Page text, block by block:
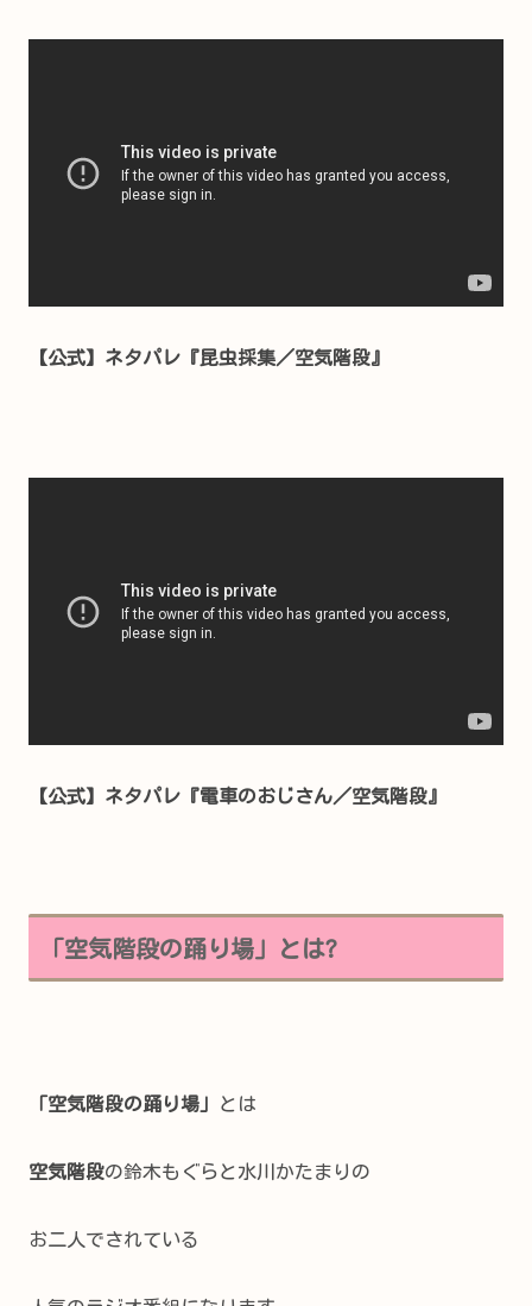
【公式】ネタパレ『昆虫採集／空気階段』
【公式】ネタパレ『電車のおじさん／空気階段』
｢空気階段の踊り場」とは?
「空気階段の踊り場」 とは
空気階段の鈴木もぐらと水川かたまりの
お二人でされている